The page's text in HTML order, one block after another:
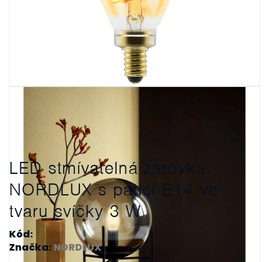
LED stmívatelná žárovka
NORDLUX s paticí E14 ve
tvaru svíčky 3 W
Kód:
Značka: NORDLUX